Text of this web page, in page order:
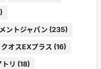
ントジャパン (235)
クオスEXプラス (16)
トリ (18)